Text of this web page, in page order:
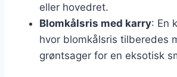
eller hovedret.
Blomkålsris med karry: En
hvor blomkålsris tilberedes
grøntsager for en eksotisk